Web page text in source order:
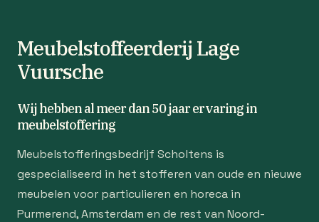
Meubelstoffeerderij Lage
Vuursche
Wij hebben al meer dan 50 jaar ervaring in
meubelstoffering
Meubelstofferingsbedrijf Scholtens is
gespecialiseerd in het stofferen van oude en nieuwe
meubelen voor particulieren en horeca in
Purmerend, Amsterdam en de rest van Noord-